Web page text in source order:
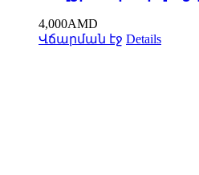
4,000AMD
Վճարման էջ Details